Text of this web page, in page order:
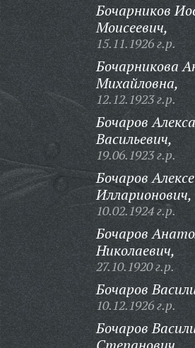
Бочарников
Моисеевич,
15.11.1926 г.р.
Бочарникова
Михайловна,
12.12.1923 г.р.
Бочаров
Васильевич,
19.06.1923 г.р.
Бочаров
Илларионович,
10.02.1924 г.р.
Бочаров
Николаевич,
27.10.1920 г.р.
Бочаров
10.12.1926 г.р.
Бочаров